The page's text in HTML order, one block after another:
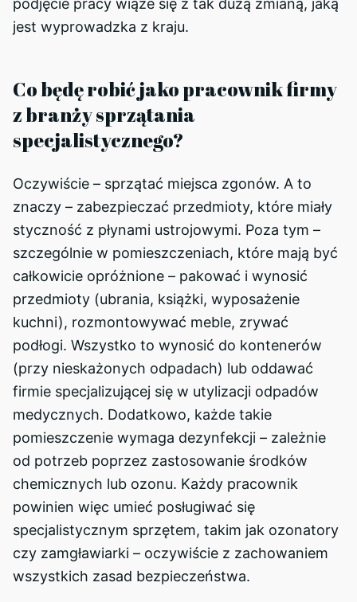
jest wyprowadzka z kraju.
Co będę robić jako pracownik firmy
z branży sprzątania
specjalistycznego?
Oczywiście – sprzątać miejsca zgonów. A to
znaczy – zabezpieczać przedmioty, które miały
styczność z płynami ustrojowymi. Poza tym –
szczególnie w pomieszczeniach, które mają być
całkowicie opróżnione – pakować i wynosić
przedmioty (ubrania, książki, wyposażenie
kuchni), rozmontowywać meble, zrywać
podłogi. Wszystko to wynosić do kontenerów
(przy nieskażonych odpadach) lub oddawać
firmie specjalizującej się w utylizacji odpadów
medycznych. Dodatkowo, każde takie
pomieszczenie wymaga dezynfekcji – zależnie
od potrzeb poprzez zastosowanie środków
chemicznych lub ozonu. Każdy pracownik
powinien więc umieć posługiwać się
specjalistycznym sprzętem, takim jak ozonatory
czy zamgławiarki – oczywiście z zachowaniem
wszystkich zasad bezpieczeństwa.